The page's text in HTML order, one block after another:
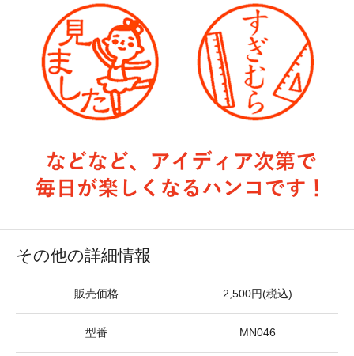
その他の詳細情報
販売価格 2,500円(税込)
型番 MN046